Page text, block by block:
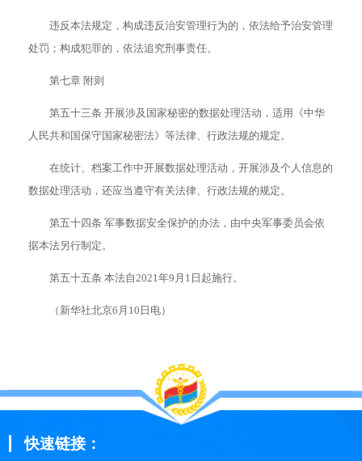
违反本法规定，构成违反治安管理行为的，依法给予治安管理
处罚；构成犯罪的，依法追究刑事责任。
第七章 附则
第五十三条 开展涉及国家秘密的数据处理活动，适用《中华
人民共和国保守国家秘密法》等法律、行政法规的规定。
在统计、档案工作中开展数据处理活动，开展涉及个人信息的
数据处理活动，还应当遵守有关法律、行政法规的规定。
第五十四条 军事数据安全保护的办法，由中央军事委员会依
据本法另行制定。
第五十五条 本法自2021年9月1日起施行。
（新华社北京6月10日电）
快速链接：